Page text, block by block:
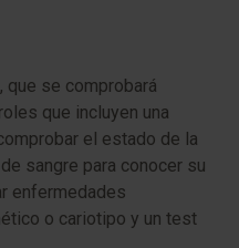
que se comprobará
que incluyen una
el estado de la
sangre para conocer su
enfermedades
o cariotipo y un test